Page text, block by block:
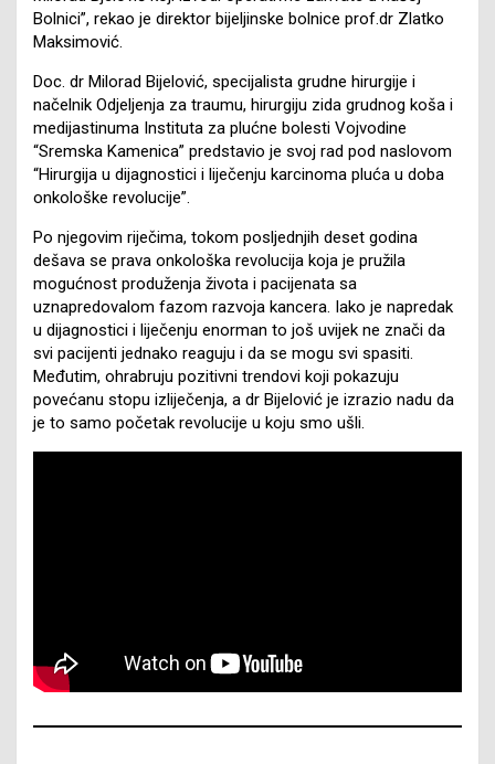
Bolnici”, rekao je direktor bijeljinske bolnice prof.dr Zlatko
Maksimović.
Doc. dr Milorad Bijelović, specijalista grudne hirurgije i
načelnik Odjeljenja za traumu, hirurgiju zida grudnog koša i
medijastinuma Instituta za plućne bolesti Vojvodine
“Sremska Kamenica” predstavio je svoj rad pod naslovom
“Hirurgija u dijagnostici i liječenju karcinoma pluća u doba
onkološke revolucije”.
Po njegovim riječima, tokom posljednjih deset godina
dešava se prava onkološka revolucija koja je pružila
mogućnost produženja života i pacijenata sa
uznapredovalom fazom razvoja kancera. Iako je napredak
u dijagnostici i liječenju enorman to još uvijek ne znači da
svi pacijenti jednako reaguju i da se mogu svi spasiti.
Međutim, ohrabruju pozitivni trendovi koji pokazuju
povećanu stopu izliječenja, a dr Bijelović je izrazio nadu da
je to samo početak revolucije u koju smo ušli.